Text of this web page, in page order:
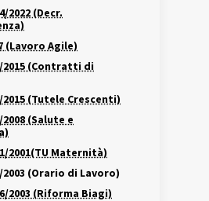
2022 (Decr.
(Lavoro Agile)
2015 (Contratti di
2015 (Tutele Crescenti)
2008 (Salute e
2001(TU Maternità)
2003 (Orario di Lavoro)
2003 (Riforma Biagi)